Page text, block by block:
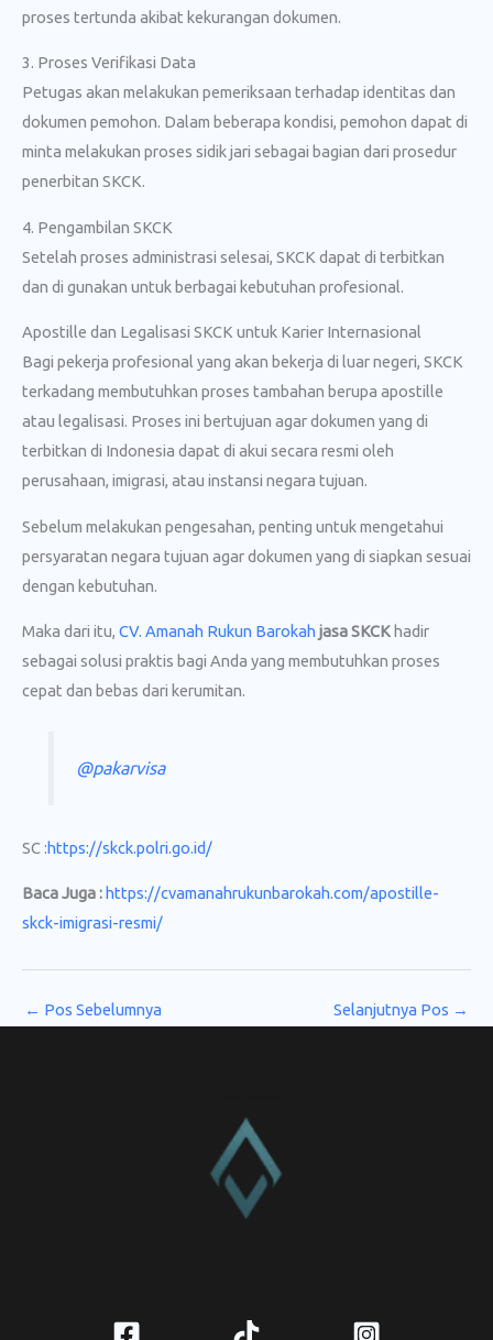
proses tertunda akibat kekurangan dokumen.
3. Proses Verifikasi Data
Petugas akan melakukan pemeriksaan terhadap identitas dan
dokumen pemohon. Dalam beberapa kondisi, pemohon dapat di
minta melakukan proses sidik jari sebagai bagian dari prosedur
penerbitan SKCK.
4. Pengambilan SKCK
Setelah proses administrasi selesai, SKCK dapat di terbitkan
dan di gunakan untuk berbagai kebutuhan profesional.
Apostille dan Legalisasi SKCK untuk Karier Internasional
Bagi pekerja profesional yang akan bekerja di luar negeri, SKCK
terkadang membutuhkan proses tambahan berupa apostille
atau legalisasi. Proses ini bertujuan agar dokumen yang di
terbitkan di Indonesia dapat di akui secara resmi oleh
perusahaan, imigrasi, atau instansi negara tujuan.
Sebelum melakukan pengesahan, penting untuk mengetahui
persyaratan negara tujuan agar dokumen yang di siapkan sesuai
dengan kebutuhan.
Maka dari itu, CV. Amanah Rukun Barokah jasa SKCK hadir
sebagai solusi praktis bagi Anda yang membutuhkan proses
cepat dan bebas dari kerumitan.
@pakarvisa
SC :https://skck.polri.go.id/
Baca Juga :https://cvamanahrukunbarokah.com/apostille-
skck-imigrasi-resmi/
← Pos Sebelumnya Selanjutnya Pos →